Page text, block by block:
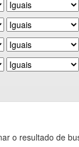
o resultado de